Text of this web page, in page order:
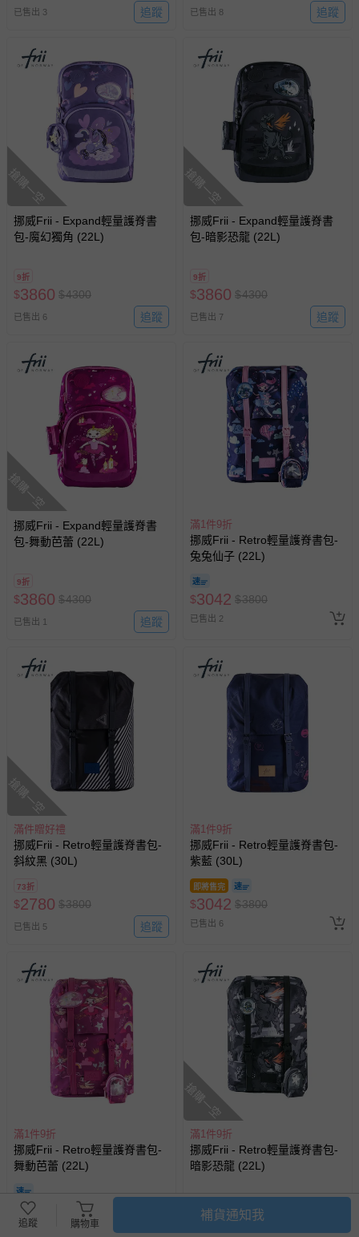
已售出 3 追蹤 已售出 8 追蹤
搶購一空
挪威Frii - Expand輕量護脊書
包-魔幻獨角 (22L)
9折
$3860 $4300
已售出 6 追蹤
搶購一空
挪威Frii - Expand輕量護脊書
包-暗影恐龍 (22L)
9折
$3860 $4300
已售出 7 追蹤
搶購一空
挪威Frii - Expand輕量護脊書
包-舞動芭蕾 (22L)
9折
$3860 $4300
已售出 1 追蹤
滿1件9折
挪威Frii - Retro輕量護脊書包-
兔兔仙子 (22L)
$3042 $3800
已售出 2
搶購一空
滿件贈好禮
挪威Frii - Retro輕量護脊書包-
斜紋黑 (30L)
73折
$2780 $3800
已售出 5 追蹤
滿1件9折
挪威Frii - Retro輕量護脊書包-
紫藍 (30L)
即將售完
$3042 $3800
已售出 6
滿1件9折
挪威Frii - Retro輕量護脊書包-
舞動芭蕾 (22L)
3042 3800
已售出 5
搶購一空
滿1件9折
挪威Frii - Retro輕量護脊書包-
暗影恐龍 (22L)
3042 $3800
已售出 13 追蹤
追蹤 購物車
補貨通知我